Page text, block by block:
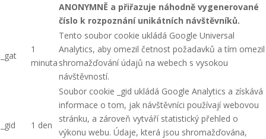
ANONYMNĚ a přiřazuje náhodně vygenerované
číslo k rozpoznání unikátních návštěvníků.
_gat
1
minuta
Tento soubor cookie ukládá Google Universal
Analytics, aby omezil četnost požadavků a tím omezil
shromažďování údajů na webech s vysokou
návštěvností.
_gid 1 den
Soubor cookie _gid ukládá Google Analytics a získává
informace o tom, jak návštěvníci používají webovou
stránku, a zároveň vytváří statistický přehled o
výkonu webu. Údaje, která jsou shromažďována,